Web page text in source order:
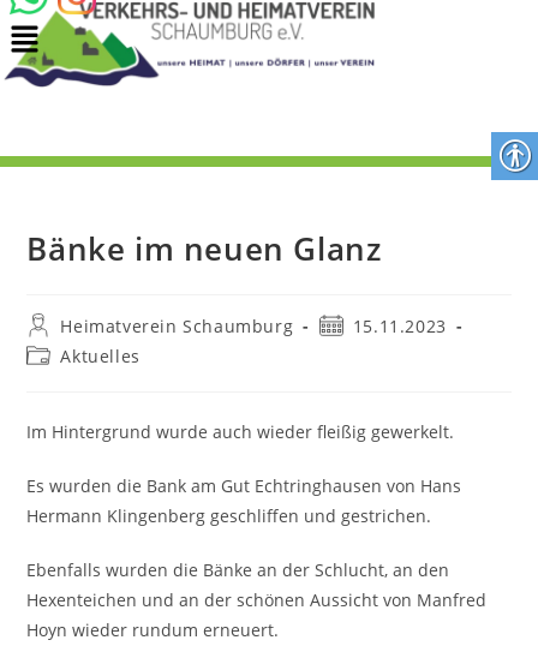
Bänke im neuen Glanz
Heimatverein Schaumburg
15.11.2023
Aktuelles
Im Hintergrund wurde auch wieder fleißig gewerkelt.
Es wurden die Bank am Gut Echtringhausen von Hans
Hermann Klingenberg geschliffen und gestrichen.
Ebenfalls wurden die Bänke an der Schlucht, an den
Hexenteichen und an der schönen Aussicht von Manfred
Hoyn wieder rundum erneuert.